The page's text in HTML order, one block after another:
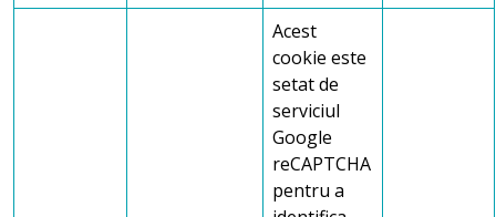
Acest
cookie este
setat de
serviciul
Google
reCAPTCHA
pentru a